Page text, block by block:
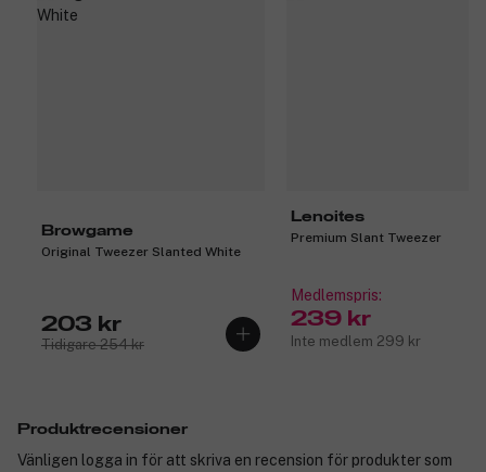
Browgame
Original Tweezer Slanted White
203 kr
Tidigare 254 kr
Lenoites
Premium Slant Tweezer
Medlemspris:
239 kr
Inte medlem 299 kr
Produktrecensioner
Vänligen logga in för att skriva en recension för produkter som